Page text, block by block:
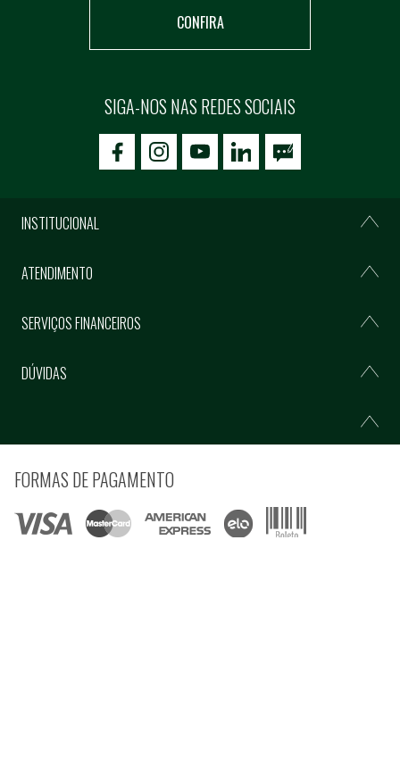
CONFIRA
SIGA-NOS NAS REDES SOCIAIS
icon-facebookicon-social02icon-social03
INSTITUCIONAL
ATENDIMENTO
SERVIÇOS FINANCEIROS
DÚVIDAS
FORMAS DE PAGAMENTO